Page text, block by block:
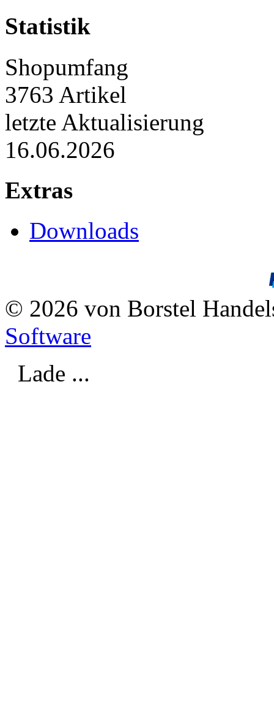
Statistik
Shopumfang
3763 Artikel
letzte Aktualisierung
16.06.2026
Extras
Downloads
© 2026 von Borstel
Software
Lade ...